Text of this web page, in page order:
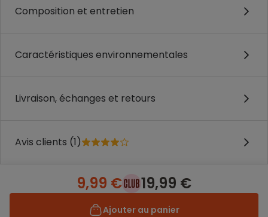
Composition et entretien
Caractéristiques environnementales
Livraison, échanges et retours
Avis clients (1)
9,99 € 19,99 €
Ajouter au panier